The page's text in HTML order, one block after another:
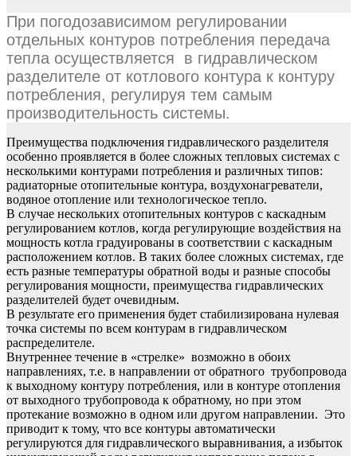
При погодозависимом регулировании
отдельных контуров потребления передача
тепла осуществляется в гидравлическом
разделителе от котлового контура к контуру
потребления, регулируя тем самым
производительность системы.
Преимущества подключения гидравлического разделителя
особенно проявляется в более сложных тепловых системах с
несколькими контурами потребления и различных типов:
радиаторные отопительные контура, воздухонагреватели,
водяное отопление или технологическое тепло.
В случае нескольких отопительных контуров с каскадным
регулированием котлов, когда регулирующие воздействия на
мощность котла градуированы в соответствии с каскадным
расположением котлов. В таких более сложных системах, где
есть разные температуры обратной воды и разные способы
регулирования мощности, преимущества гидравлических
разделителей будет очевидным.
В результате его применения будет стабилизирована нулевая
точка системы по всем контурам в гидравлическом
распределителе.
Внутреннее течение в «стрелке» возможно в обоих
направлениях, т.е. в направлении от обратного трубопровода
к выходному контуру потребления, или в контуре отопления
от выходного трубопровода к обратному, но при этом
протекание возможно в одном или другом направлении. Это
приводит к тому, что все контуры автоматически
регулируются для гидравлического выравнивания, а избыток